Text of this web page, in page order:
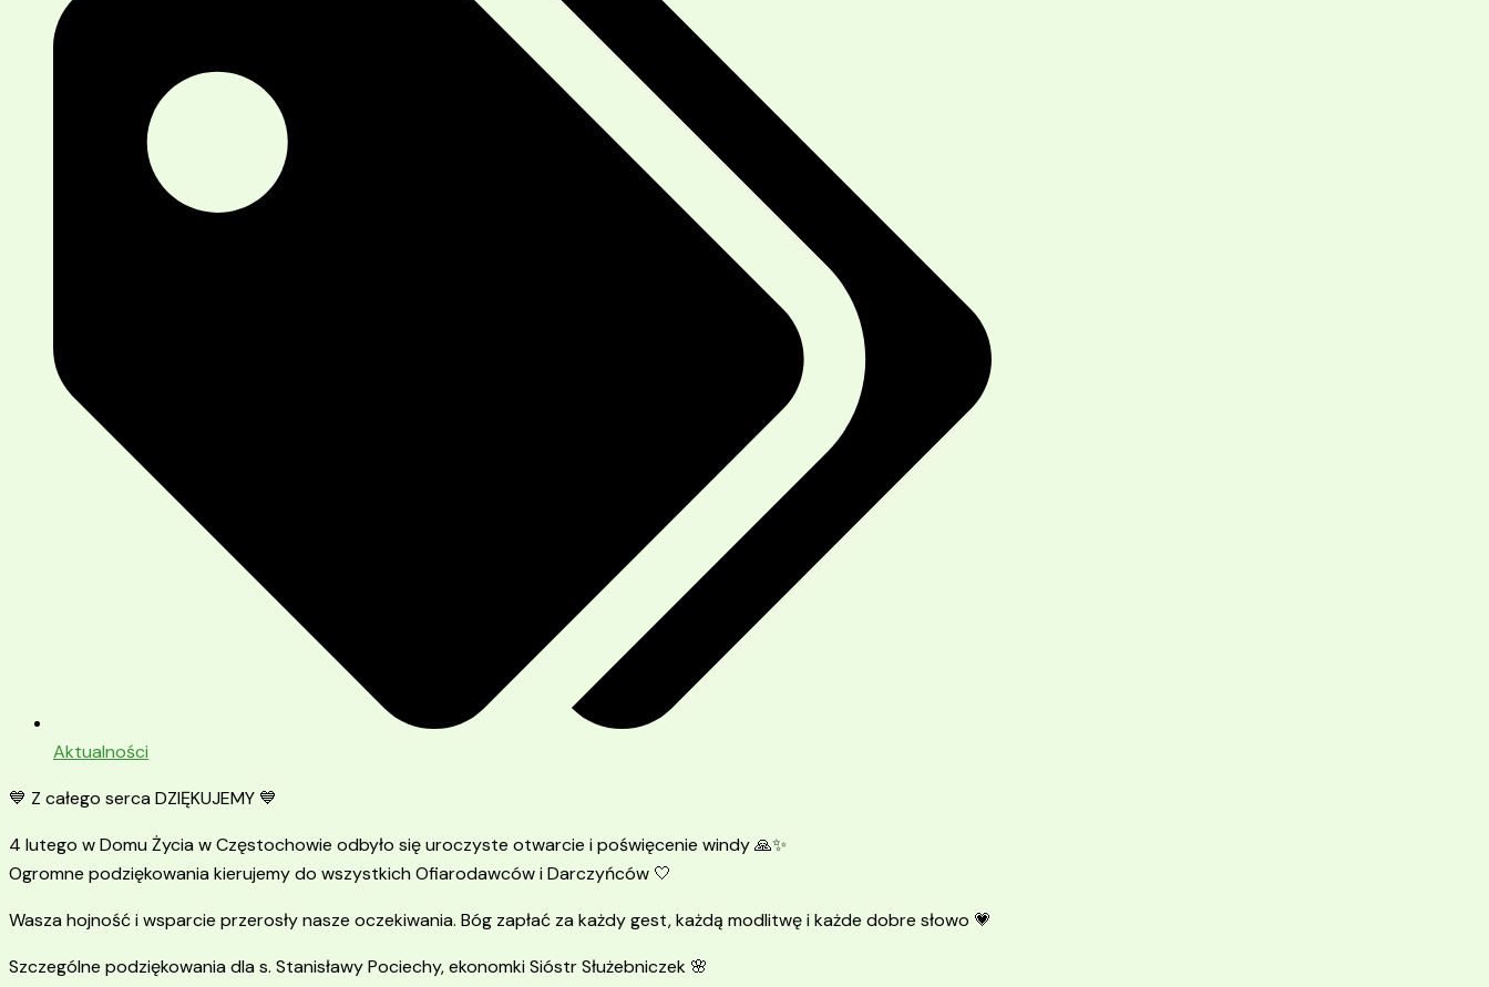
Aktualności
💙 Z całego serca DZIĘKUJEMY 💙
4 lutego w Domu Życia w Częstochowie odbyło się uroczyste otwarcie i poświęcenie windy 🙏✨
Ogromne podziękowania kierujemy do wszystkich Ofiarodawców i Darczyńców 🤍
Wasza hojność i wsparcie przerosły nasze oczekiwania. Bóg zapłać za każdy gest, każdą modlitwę i każde dobre słowo 💗
Szczególne podziękowania dla s. Stanisławy Pociechy, ekonomki Sióstr Służebniczek 🌸